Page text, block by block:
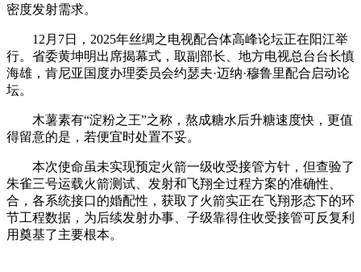
密度发射需求。
12月7日，2025年丝绸之电视配合体高峰论坛正在阳江举
行。省委黄坤明出席揭幕式，取副部长、地方电视总台台长慎
海雄，肯尼亚国度办理委员会约瑟夫·迈纳·穆鲁里配合启动论
坛。
木薯素有“淀粉之王”之称，熬成糖水后升糖速度快，更值
得留意的是，若便宜时处置不妥。
本次使命虽未实现预定火箭一级收受接管方针，但查验了
朱雀三号运载火箭测试、发射和飞翔全过程方案的准确性、
合，各系统接口的婚配性，获取了火箭实正在飞翔形态下的环
节工程数据，为后续发射办事、子级靠得住收受接管可反复利
用奠基了主要根本。